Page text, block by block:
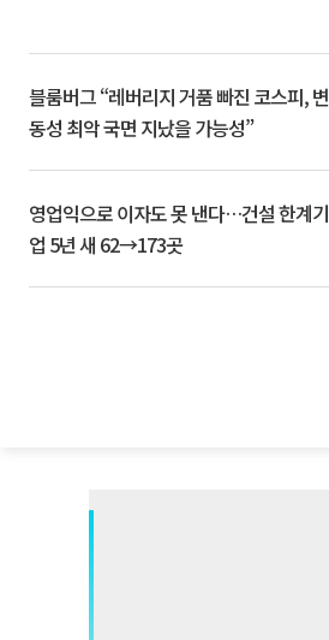
블룸버그 “레버리지 거품 빠진 코스피, 변
동성 최악 국면 지났을 가능성”
영업익으로 이자도 못 낸다…건설 한계기
업 5년 새 62→173곳